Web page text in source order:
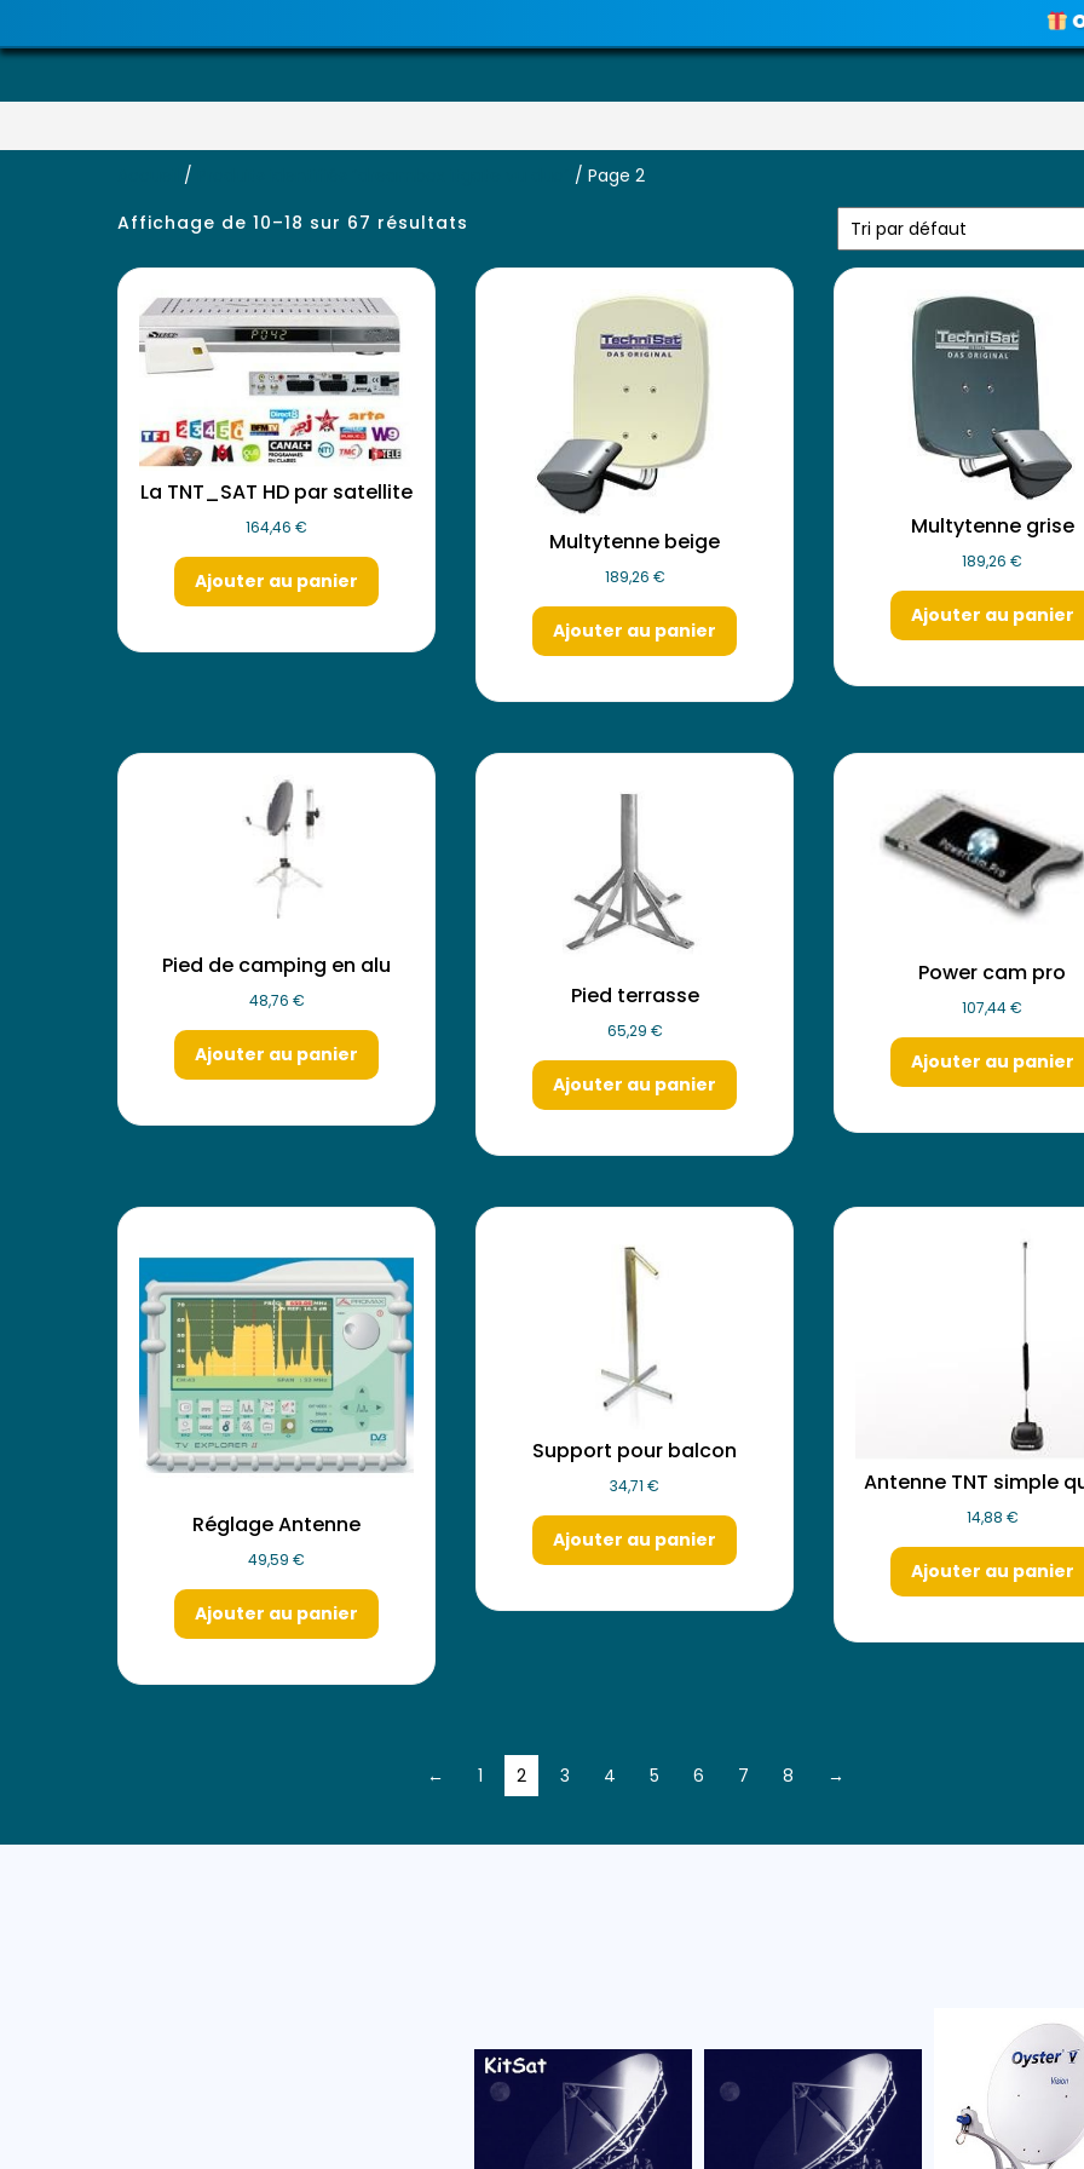
Voir les promos
/
/ Page 2
Affichage de 10–18 sur 67 résultats
La TNT_SAT HD par satellite
164,46€
Ajouter au panier
Multytenne beige
189,26 €
Ajouter au panier
Multytenne grise
189,26€
Ajouter au panier
Pied de camping en alu
48,76 €
Ajouter au panier
Pied terrasse
65,29 €
Ajouter au panier
Power cam pro
107,44€
Ajouter au panier
Réglage Antenne
49,59€
Ajouter au panier
Support pour balcon
34,71€
Ajouter au panier
Antenne TNT simple
14,88 €
Ajouter au panier
← 1 2 3 4 5 6 7 8 →